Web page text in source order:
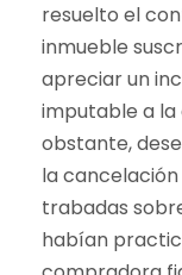
resuelto el
inmueble
apreciar un
imputable a
obstante,
la
trabadas
habían